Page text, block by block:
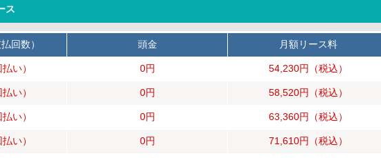
ス
回数） 頭金 月額リース料
い） 0円 54,230円 （税込）
い） 0円 58,520円 （税込）
い） 0円 63,360円 （税込）
い） 0円 71,610円 （税込）